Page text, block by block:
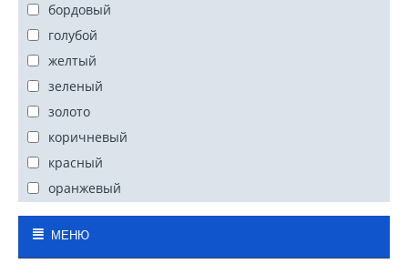
бордовый
голубой
желтый
зеленый
золото
коричневый
красный
оранжевый
перламутр
розовый
серебро
МЕНЮ